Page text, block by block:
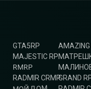
GTA5RP
MAJESTIC RP
RMRP
RADMIR CRMP
AMAZING
GRAND